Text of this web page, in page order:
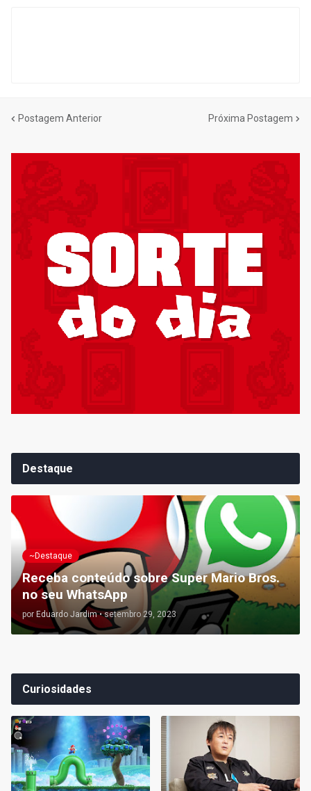
Postagem Anterior Próxima Postagem
Destaque
~Destaque
Receba conteúdo sobre Super Mario Bros.
no seu WhatsApp
por Eduardo Jardim • setembro 29, 2023
Curiosidades